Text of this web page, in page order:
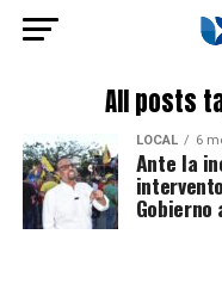
All posts
LOCAL 6
Ante la